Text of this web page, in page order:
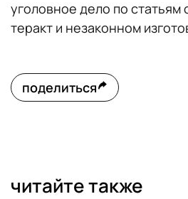
уголовное дело по статьям
теракт и незаконном
поделиться
читайте также